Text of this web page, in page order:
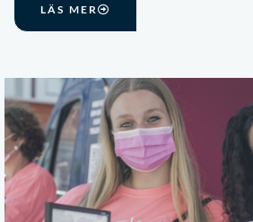
LÄS MER